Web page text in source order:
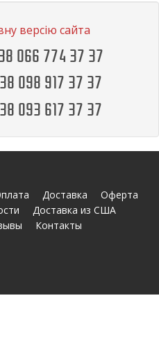
версію сайта
066 774 37 37
098 917 37 37
093 617 37 37
Доставка
Оферта
Доставка из США
Контакты